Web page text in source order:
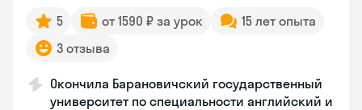
5 от 1590 ₽ за урок
15 лет опыта
3 отзыва
Окончила Барановичский государственный
университет по специальности английский и